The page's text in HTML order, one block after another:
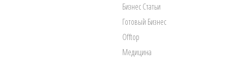
Бизнес Статьи
Готовый Бизнес
Offtop
Медицина